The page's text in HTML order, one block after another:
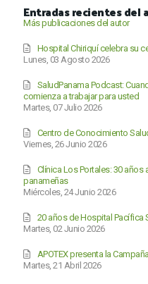
Entradas recientes del
Más publicaciones del autor
Lunes, 03 Agosto 2026
Hospital Chiriquí celebra su
Martes, 07 Julio 2026
SaludPanama Podcast:
comienza a trabajar para usted
Viernes, 26 Junio 2026
Centro de Conocimiento
Miércoles, 24 Junio 2026
Clínica Los Portales: 30
panameñas
Martes, 02 Junio 2026
20 años de Hospital Pacífica
Martes, 21 Abril 2026
APOTEX presenta la